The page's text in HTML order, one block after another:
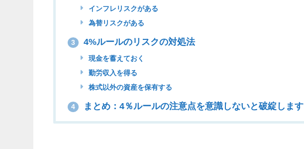
インフレリスクがある
為替リスクがある
3 4%ルールのリスクの対処法
現金を蓄えておく
勤労収入を得る
株式以外の資産を保有する
4 まとめ：4％ルールの注意点を意識しないと破綻します